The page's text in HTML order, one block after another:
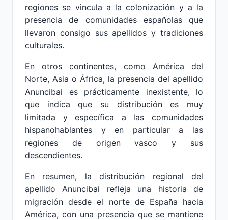
regiones se vincula a la colonización y a la
presencia de comunidades españolas que
llevaron consigo sus apellidos y tradiciones
culturales.
En otros continentes, como América del
Norte, Asia o África, la presencia del apellido
Anuncibai es prácticamente inexistente, lo
que indica que su distribución es muy
limitada y específica a las comunidades
hispanohablantes y en particular a las
regiones de origen vasco y sus
descendientes.
En resumen, la distribución regional del
apellido Anuncibai refleja una historia de
migración desde el norte de España hacia
América, con una presencia que se mantiene